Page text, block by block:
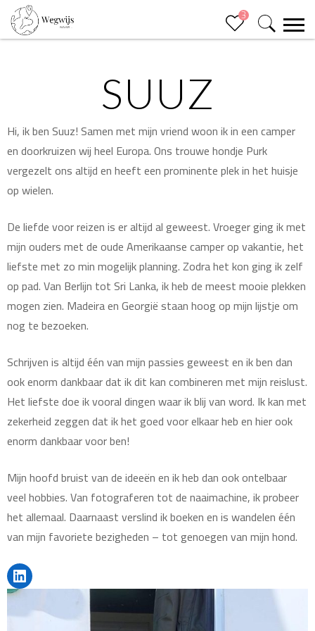
3
SUUZ
Hi, ik ben Suuz! Samen met mijn vriend woon ik in een camper
en doorkruizen wij heel Europa. Ons trouwe hondje Purk
vergezelt ons altijd en heeft een prominente plek in het huisje
op wielen.
De liefde voor reizen is er altijd al geweest. Vroeger ging ik met
mijn ouders met de oude Amerikaanse camper op vakantie, het
liefste met zo min mogelijk planning. Zodra het kon ging ik zelf
op pad. Van Berlijn tot Sri Lanka, ik heb de meest mooie plekken
mogen zien. Madeira en Georgië staan hoog op mijn lijstje om
nog te bezoeken.
Schrijven is altijd één van mijn passies geweest en ik ben dan
ook enorm dankbaar dat ik dit kan combineren met mijn reislust.
Het liefste doe ik vooral dingen waar ik blij van word. Ik kan met
zekerheid zeggen dat ik het goed voor elkaar heb en hier ook
enorm dankbaar voor ben!
Mijn hoofd bruist van de ideeën en ik heb dan ook ontelbaar
veel hobbies. Van fotograferen tot de naaimachine, ik probeer
het allemaal. Daarnaast verslind ik boeken en is wandelen één
van mijn favoriete bezigheden – tot genoegen van mijn hond.